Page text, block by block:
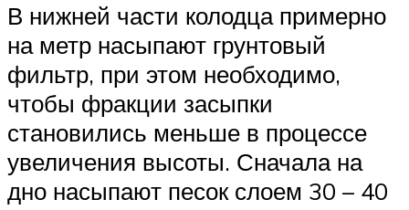
В нижней части колодца примерно
на метр насыпают грунтовый
фильтр, при этом необходимо,
чтобы фракции засыпки
становились меньше в процессе
увеличения высоты. Сначала на
дно насыпают песок слоем 30 – 40